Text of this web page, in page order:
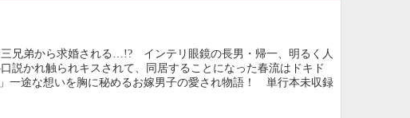
兄弟から求婚される…!? インテリ眼鏡の長男・帰一、明るく人
かれ触られキスされて、同居することになった春流はドキド
途な想いを胸に秘めるお嫁男子の愛され物語！ 単行本未収録